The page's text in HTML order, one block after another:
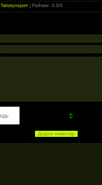
Yahotynsport Рейтинг: 0.0/0